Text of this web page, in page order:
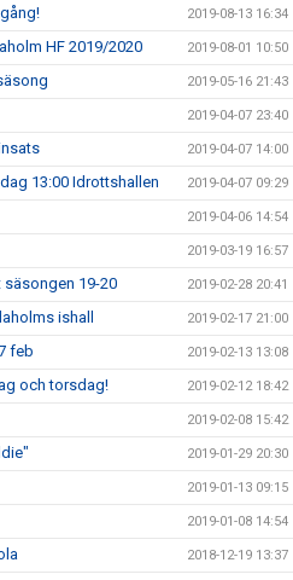
2019-08-13 16:34
HF 2019/2020 2019-08-01 10:50
2019-05-16 21:43
2019-04-07 23:40
2019-04-07 14:00
13:00 Idrottshallen 2019-04-07 09:29
2019-04-06 14:54
2019-03-19 16:57
säsongen 19-20 2019-02-28 20:41
ishall 2019-02-17 21:00
feb 2019-02-13 13:08
och torsdag! 2019-02-12 18:42
2019-02-08 15:42
2019-01-29 20:30
2019-01-13 09:15
2019-01-08 14:54
2018-12-19 13:37